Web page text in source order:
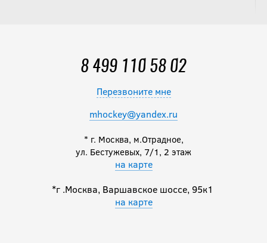
Перчатки CCM
17 490
8 499 110 58 02
Перезвоните мне
mhockey@yandex.ru
* г. Москва, м.Отрадное,
ул. Бестужевых, 7/1, 2 этаж
на карте
*г .Москва, Варшавское шоссе, 95к1
на карте